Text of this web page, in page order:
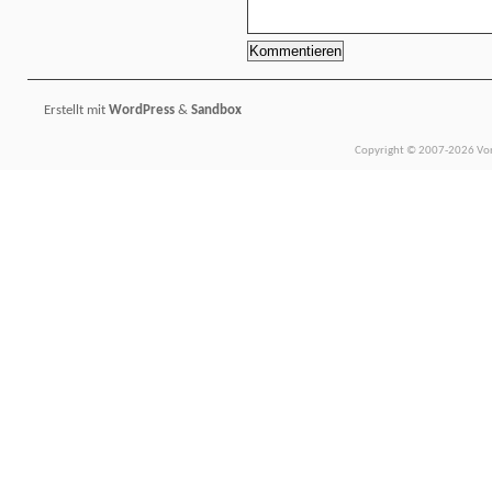
Erstellt mit WordPress & Sandbox
Copyright © 2007-2026